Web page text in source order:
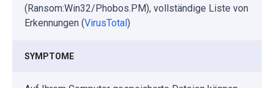
(Ransom:Win32/Phobos.PM), vollständige Liste von
Erkennungen (VirusTotal)
SYMPTOME